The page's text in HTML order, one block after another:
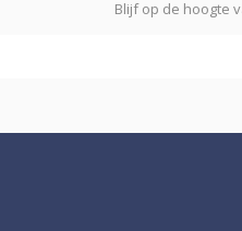
Blijf op de hoogte